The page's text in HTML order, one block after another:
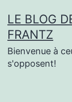
au
contenu
LE BLOG
FRANTZ
Bienvenue à
s'opposent!